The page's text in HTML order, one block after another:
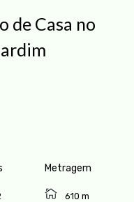
de Casa no
Metragem
610 m